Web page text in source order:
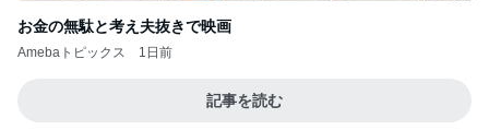
お金の無駄と考え夫抜きで映画
Amebaトピックス 1日前
記事を読む